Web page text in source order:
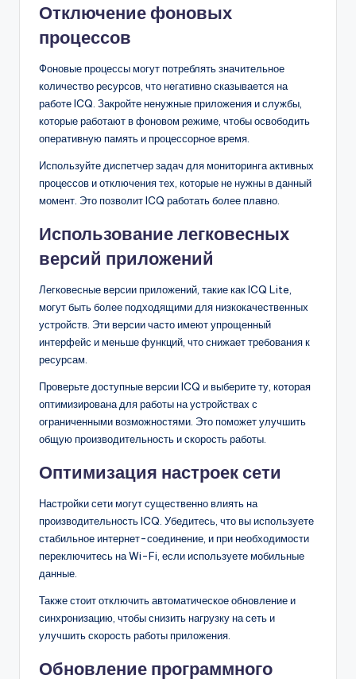
Отключение фоновых
процессов
Фоновые процессы могут потреблять значительное
количество ресурсов, что негативно сказывается на
работе ICQ. Закройте ненужные приложения и службы,
которые работают в фоновом режиме, чтобы освободить
оперативную память и процессорное время.
Используйте диспетчер задач для мониторинга активных
процессов и отключения тех, которые не нужны в данный
момент. Это позволит ICQ работать более плавно.
Использование легковесных
версий приложений
Легковесные версии приложений, такие как ICQ Lite,
могут быть более подходящими для низкокачественных
устройств. Эти версии часто имеют упрощенный
интерфейс и меньше функций, что снижает требования к
ресурсам.
Проверьте доступные версии ICQ и выберите ту, которая
оптимизирована для работы на устройствах с
ограниченными возможностями. Это поможет улучшить
общую производительность и скорость работы.
Оптимизация настроек сети
Настройки сети могут существенно влиять на
производительность ICQ. Убедитесь, что вы используете
стабильное интернет-соединение, и при необходимости
переключитесь на Wi-Fi, если используете мобильные
данные.
Также стоит отключить автоматическое обновление и
синхронизацию, чтобы снизить нагрузку на сеть и
улучшить скорость работы приложения.
Обновление программного